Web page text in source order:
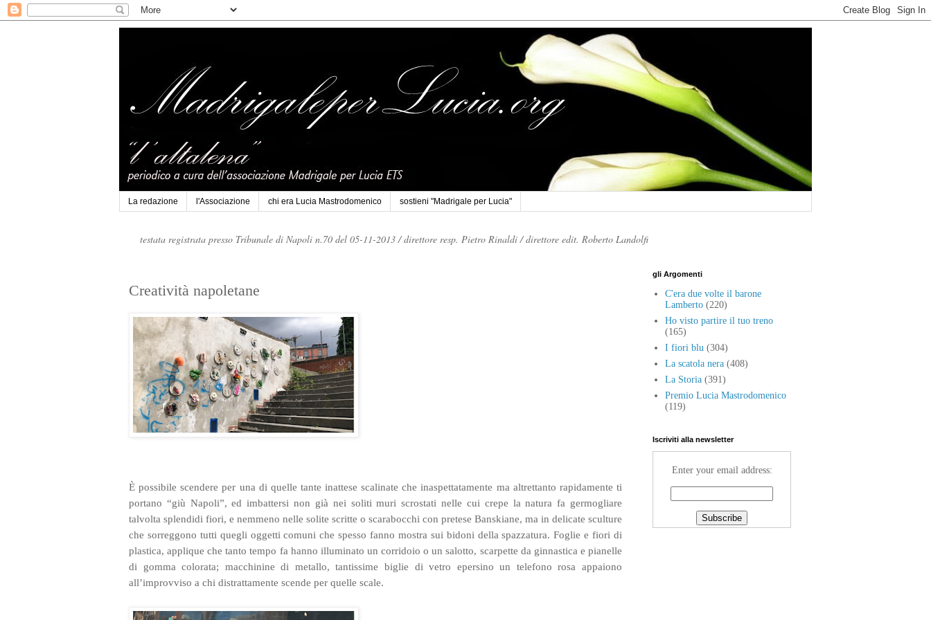
La redazione l'Associazione chi era Lucia Mastrodomenico sostieni "Madrigale per Lucia"
testata registrata presso Tribunale di Napoli n.70 del 05-11-2013 /direttore resp. Pietro Rinaldi /direttore edit. Roberto Landolfi
Creatività napoletane
È possibile scendere per una di quelle tante inattese scalinate che inaspettatamente ma altrettanto rapidamente ti
portano “giù Napoli”, ed imbattersi non già nei soliti muri scrostati nelle cui crepe la natura fa germogliare
talvolta splendidi fiori, e nemmeno nelle solite scritte o scarabocchi con pretese Banskiane, ma in delicate sculture
che sorreggono tutti quegli oggetti comuni che spesso fanno mostra sui bidoni della spazzatura. Foglie e fiori di
plastica, applique che tanto tempo fa hanno illuminato un corridoio o un salotto, scarpette da ginnastica e pianelle
di gomma colorata; macchinine di metallo, tantissime biglie di vetro epersino un telefono rosa appaiono
all’improvviso a chi distrattamente scende per quelle scale.
gli Argomenti
C'era due volte il barone
Lamberto (220)
Ho visto partire il tuo treno
(165)
I fiori blu (304)
La scatola nera (408)
La Storia (391)
Premio Lucia Mastrodomenico
(119)
Iscriviti alla newsletter
Enter your email address: